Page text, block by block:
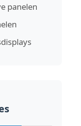
panelen